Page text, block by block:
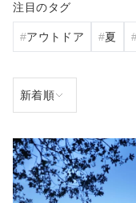
注目のタグ
アウトドア 夏